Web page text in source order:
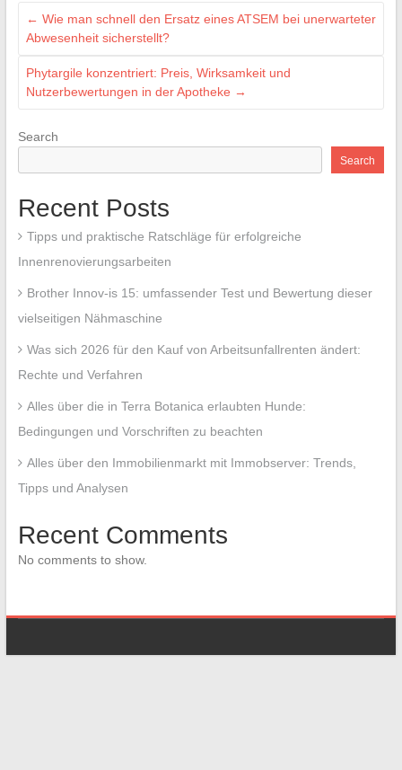
← Wie man schnell den Ersatz eines ATSEM bei unerwarteter
Abwesenheit sicherstellt?
Phytargile konzentriert: Preis, Wirksamkeit und
Nutzerbewertungen in der Apotheke →
Search
Search
Recent Posts
Tipps und praktische Ratschläge für erfolgreiche
Innenrenovierungsarbeiten
Brother Innov-is 15: umfassender Test und Bewertung dieser
vielseitigen Nähmaschine
Was sich 2026 für den Kauf von Arbeitsunfallrenten ändert:
Rechte und Verfahren
Alles über die in Terra Botanica erlaubten Hunde:
Bedingungen und Vorschriften zu beachten
Alles über den Immobilienmarkt mit Immobserver: Trends,
Tipps und Analysen
Recent Comments
No comments to show.